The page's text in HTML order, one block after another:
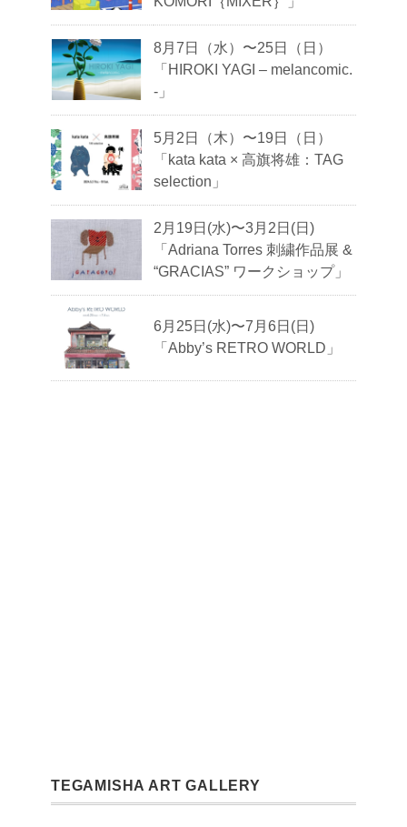
8月7日（水）〜25日（日）
「HIROKI YAGI – melancomic.
-」
5月2日（木）〜19日（日）
「kata kata × 高旗将雄：TAG
selection」
2月19日(水)〜3月2日(日)
「Adriana Torres 刺繍作品展 &
“GRACIAS” ワークショップ」
6月25日(水)〜7月6日(日)
「Abby’s RETRO WORLD」
TEGAMISHA ART GALLERY